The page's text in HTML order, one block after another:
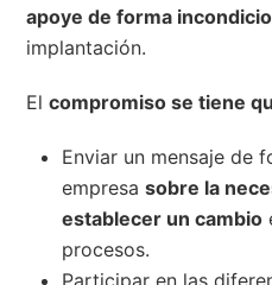
apoye de forma
implantación.
Elcompromiso se tiene
Enviar un mensaje de
empresasobre la
establecer un cambio
procesos.